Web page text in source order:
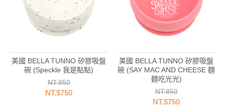
美國 BELLA TUNNO 矽膠吸盤
碗 (Speckle 我是點點)
NT.850
NT.$750
美國 BELLA TUNNO 矽膠吸盤
碗 (SAY MAC AND CHEESE 麵
麵吃光光)
NT.850
NT.$750